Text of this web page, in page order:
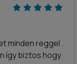
minden reggel .
így biztos hogy